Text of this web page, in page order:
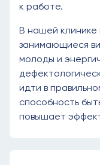
к работе.
В нашей клинике
занимающиеся
молоды и
идти в
способность
повышает